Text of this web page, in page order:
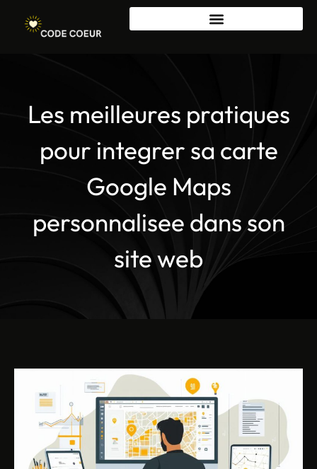
Les meilleures pratiques
pour integrer sa carte
Google Maps
personnalisee dans son
site web